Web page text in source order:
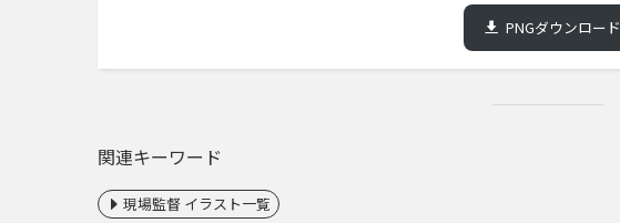
PNGダウンロード
関連キーワード
現場監督 イラスト一覧